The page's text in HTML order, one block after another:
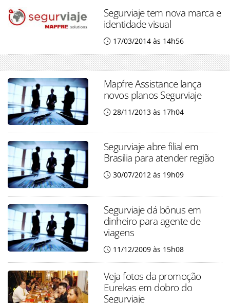
Segurviaje tem nova marca e
identidade visual
17/03/2014 às 14h56
Mapfre Assistance lança
novos planos Segurviaje
28/11/2013 às 17h04
Segurviaje abre filial em
Brasília para atender região
30/07/2012 às 19h09
Segurviaje dá bônus em
dinheiro para agente de
viagens
11/12/2009 às 15h08
Veja fotos da promoção
Eurekas em dobro do
Segurviaje